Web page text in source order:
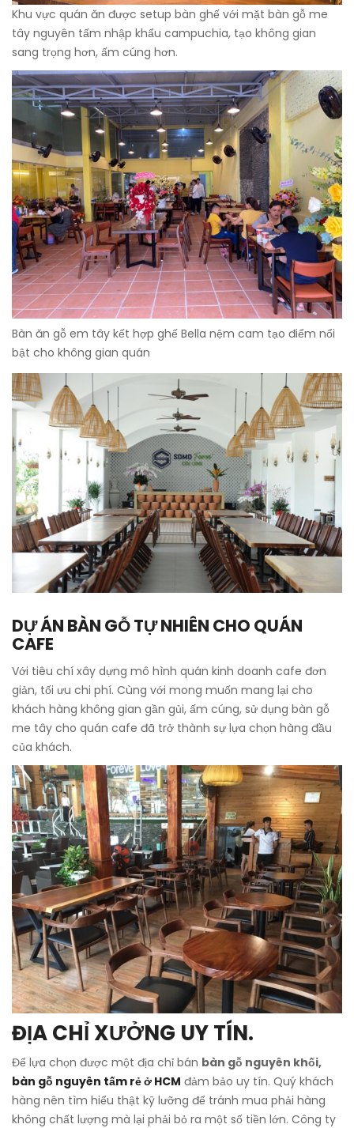
Khu vực quán ăn được setup bàn ghế với mặt bàn gỗ me
tây nguyên tấm nhập khẩu campuchia, tạo không gian
sang trọng hơn, ấm cúng hơn.
Bàn ăn gỗ em tây kết hợp ghế Bella nệm cam tạo điểm nổi
bật cho không gian quán
DỰ ÁN BÀN GỖ TỰ NHIÊN CHO QUÁN
CAFE
Với tiêu chí xây dựng mô hình quán kinh doanh cafe đơn
giản, tối ưu chi phí. Cùng với mong muốn mang lại cho
khách hàng không gian gần gủi, ấm cúng, sử dụng bàn gỗ
me tây cho quán cafe đã trở thành sự lựa chọn hàng đầu
của khách.
ĐỊA CHỈ XƯỞNG UY TÍN.
Để lựa chọn được một địa chỉ bán bàn gỗ nguyên khối,
bàn gỗ nguyên tấm rẻ ở HCM đảm bảo uy tín. Quý khách
hàng nên tìm hiểu thật kỹ lưỡng để tránh mua phải hàng
không chất lượng mà lại phải bỏ ra một số tiền lớn. Công ty